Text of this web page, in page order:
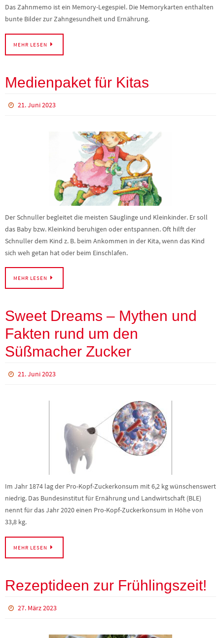
Das Zahnmemo ist ein Memory-Legespiel. Die Memorykarten enthalten
bunte Bilder zur Zahngesundheit und Ernährung.
MEHR LESEN
Medienpaket für Kitas
21. Juni 2023
Der Schnuller begleitet die meisten Säuglinge und Kleinkinder. Er soll
das Baby bzw. Kleinkind beruhigen oder entspannen. Oft hilft der
Schnuller dem Kind z. B. beim Ankommen in der Kita, wenn das Kind
sich weh getan hat oder beim Einschlafen.
MEHR LESEN
Sweet Dreams – Mythen und
Fakten rund um den
Süßmacher Zucker
21. Juni 2023
Im Jahr 1874 lag der Pro-Kopf-Zuckerkonsum mit 6,2 kg wünschenswert
niedrig. Das Bundesinstitut für Ernährung und Landwirtschaft (BLE)
nennt für das Jahr 2020 einen Pro-Kopf-Zuckerkonsum in Höhe von
33,8 kg.
MEHR LESEN
Rezeptideen zur Frühlingszeit!
27. März 2023